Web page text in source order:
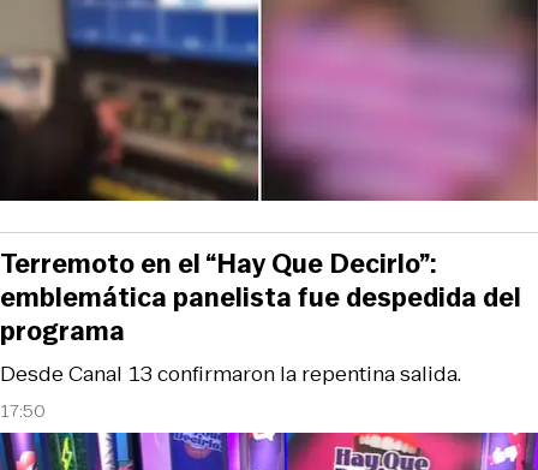
17:50
Desde Canal 13 confirmaron la repentina salida.
Terremoto en el “Hay Que Decirlo”:
emblemática panelista fue despedida del
programa